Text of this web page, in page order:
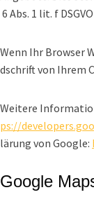
6 Abs. 1 lit. f
Wenn Ihr Browser
dschrift von Ihrem
Weitere
ps://
lärung von Google:
Google